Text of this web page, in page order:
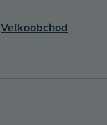
Veľkoobchod